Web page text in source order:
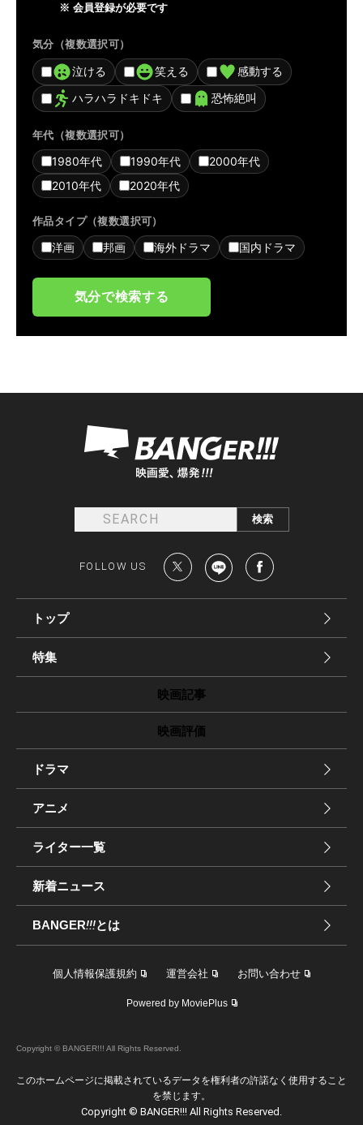
※ 会員登録が必要です
気分（複数選択可）
泣ける 笑える
感動する
ハラハラドキドキ
恐怖絶叫
年代（複数選択可）
1980年代 1990年代
2000年代
2010年代
2020年代
作品タイプ（複数選択可）
洋画 邦画 海外ドラマ 国内ドラマ
気分で検索する
FOLLOW US
トップ
特集
映画記事
映画評価
ドラマ
アニメ
ライター一覧
新着ニュース
BANGER!!!とは
個人情報保護規約 運営会社 お問い合わせ
Powered by MoviePlus
Copyright © BANGER!!! All Rights Reserved.
このホームページに掲載されているデータを権利者の許諾なく使用すること
を禁じます。
Copyright © BANGER!!! All Rights Reserved.